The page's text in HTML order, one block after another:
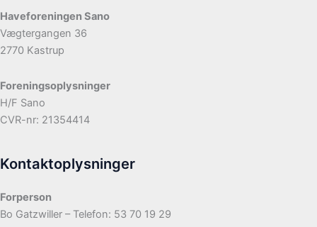
Haveforeningen Sano
Vægtergangen 36
2770 Kastrup
Foreningsoplysninger
H/F Sano
CVR-nr: 21354414
Kontaktoplysninger
Forperson
Bo Gatzwiller – Telefon: 53 70 19 29